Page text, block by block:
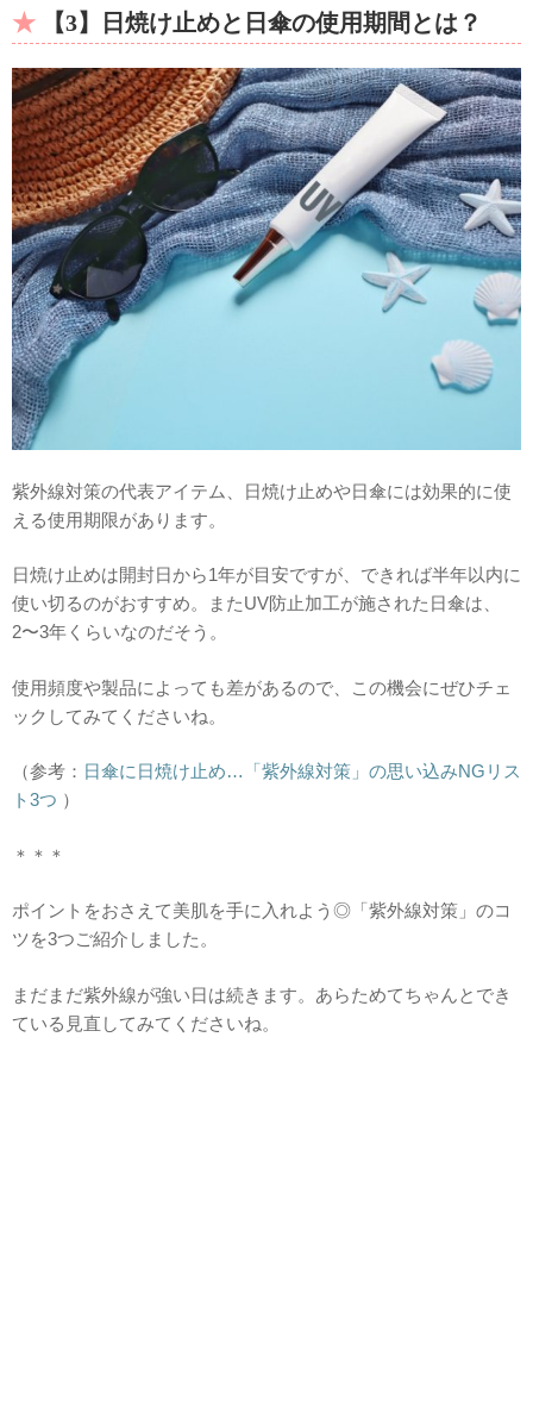
【3】日焼け止めと日傘の使用期間とは？
紫外線対策の代表アイテム、日焼け止めや日傘には効果的に使
える使用期限があります。
日焼け止めは開封日から1年が目安ですが、できれば半年以内に
使い切るのがおすすめ。またUV防止加工が施された日傘は、
2〜3年くらいなのだそう。
使用頻度や製品によっても差があるので、この機会にぜひチェ
ックしてみてくださいね。
（参考： 日傘に日焼け止め…「紫外線対策」の思い込みNGリス
ト3つ ）
＊＊＊
ポイントをおさえて美肌を手に入れよう◎「紫外線対策」のコ
ツを3つご紹介しました。
まだまだ紫外線が強い日は続きます。あらためてちゃんとでき
ている見直してみてくださいね。